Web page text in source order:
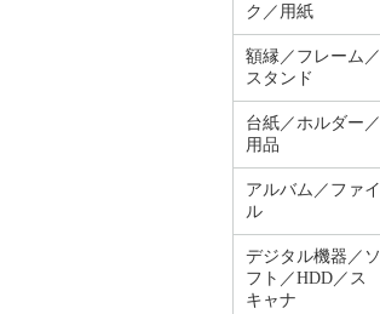
ク／用紙
額縁／フレーム／
スタンド
台紙／ホルダー／
用品
アルバム／ファイ
ル
デジタル機器／ソ
フト／HDD／ス
キャナ